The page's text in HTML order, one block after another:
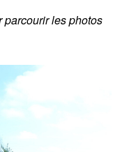
parcourir les photos